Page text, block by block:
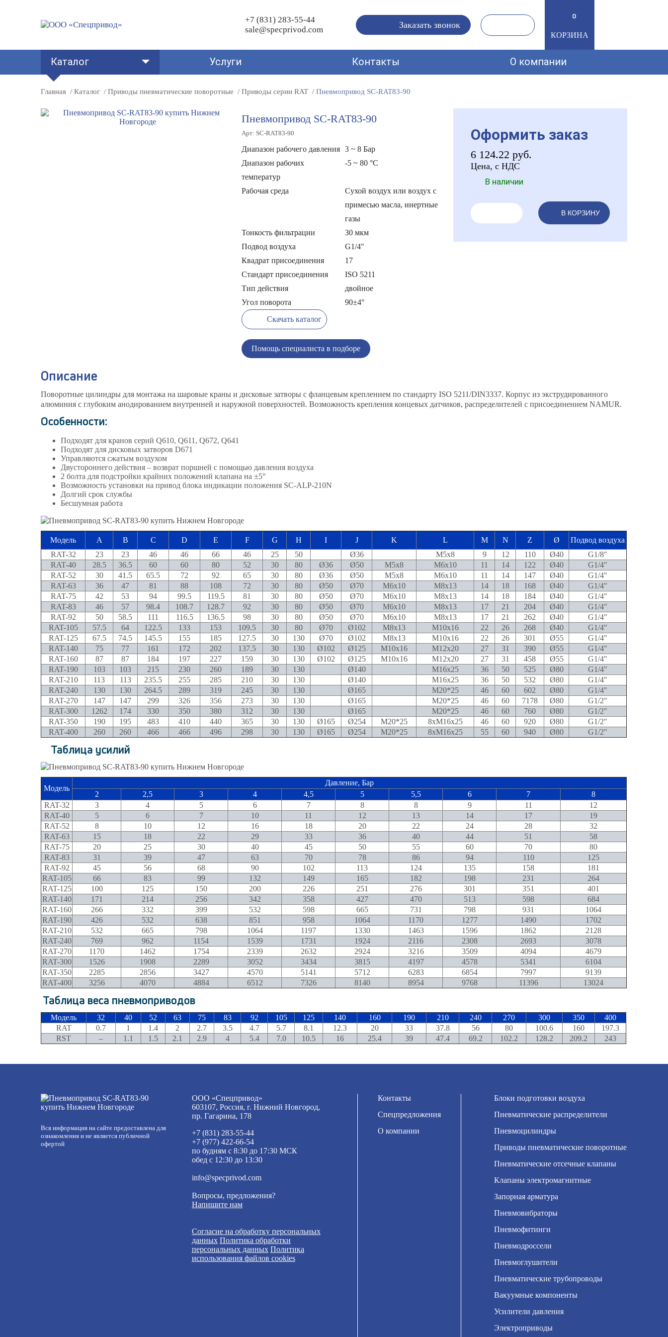
+7 (831) 283-55-44
sale@specprivod.com
Заказать звонок
0
КОРЗИНА
Каталог Услуги Контакты О компании
Главная Каталог Приводы пневматические поворотные Приводы серии RAT Пневмопривод SC-RAT83-90
Пневмопривод SC-RAT83-90
Арт: SC-RAT83-90
Диапазон рабочего давления 3 ~ 8 Бар
Диапазон рабочих
температур
-5 ~ 80 °С
Рабочая среда
Сухой воздух или воздух с
примесью масла, инертные
газы
Тонкость фильтрации
30 мкм
Подвод воздуха
G1/4"
Квадрат присоединения
17
Стандарт присоединения
ISO 5211
Тип действия
двойное
Угол поворота
90±4°
Скачать каталог
Помощь специалиста в подборе
Оформить заказ
6 124.22 руб.
Цена, с НДС
В наличии
В КОРЗИНУ
Описание
Поворотные цилиндры для монтажа на шаровые краны и дисковые затворы с фланцевым креплением по стандарту ISO 5211/DIN3337. Корпус из экструдированного
алюминия с глубоким анодированием внутренней и наружной поверхностей. Возможность крепления концевых датчиков, распределителей с присоединением NAMUR.
Особенности:
Подходят для кранов серий Q610, Q611, Q672, Q641
Подходят для дисковых затворов D671
Управляются сжатым воздухом
Двустороннего действия – возврат поршней с помощью давления воздуха
2 болта для подстройки крайних положений клапана на ±5°
Возможность установки на привод блока индикации положения SC-ALP-210N
Долгий срок службы
Бесшумная работа
Модель A B C D E F G H I J K L M N Z Ø
Подвод воздуха
RAT-32
23 23 46 46 66 46 25 50 Ø36 M5x8 9 12 110 Ø40
G1/8"
RAT-40
28.5 36.5 60 60 80 52 30 80 Ø36 Ø50 M5x8 M6x10 11 14 122 Ø40
G1/4"
RAT-52
30 41.5 65.5 72 92 65 30 80 Ø36 Ø50 M5x8 M6x10 11 14 147 Ø40
G1/4"
RAT-63
36 47 81 88 108 72 30 80 Ø50 Ø70 M6x10 M8x13 14 18 168 Ø40
G1/4"
RAT-75
42 53 94 99.5 119.5 81 30 80 Ø50 Ø70 M6x10 M8x13 14 18 184 Ø40
G1/4"
RAT-83
46 57 98.4 108.7 128.7 92 30 80 Ø50 Ø70 M6x10 M8x13 17 21 204 Ø40
G1/4"
RAT-92
50 58.5 111 116.5 136.5 98 30 80 Ø50 Ø70 M6x10 M8x13 17 21 262 Ø40
G1/4"
RAT-105
57.5 64 122.5 133 153 109.5 30 80 Ø70 Ø102 M8x13 M10x16 22 26 268 Ø40
G1/4"
RAT-125
67.5 74.5 145.5 155 185 127.5 30 130 Ø70 Ø102 M8x13 M10x16 22 26 301 Ø55
G1/4"
RAT-140
75 77 161 172 202 137.5 30 130 Ø102 Ø125 M10x16 M12x20 27 31 390 Ø55
G1/4"
RAT-160
87 87 184 197 227 159 30 130 Ø102 Ø125 M10x16 M12x20 27 31 458 Ø55
G1/4"
RAT-190
103 103 215 230 260 189 30 130 Ø140 M16x25 36 50 525 Ø80
G1/4"
RAT-210
113 113 235.5 255 285 210 30 130 Ø140 M16x25 36 50 532 Ø80
G1/4"
RAT-240
130 130 264.5 289 319 245 30 130 Ø165 M20*25 46 60 602 Ø80
G1/4"
RAT-270
147 147 299 326 356 273 30 130 Ø165 M20*25 46 60 7178 Ø80
G1/2"
RAT-300
1262 174 330 350 380 312 30 130 Ø165 M20*25 46 60 760 Ø80
G1/2"
RAT-350
190 195 483 410 440 365 30 130 Ø165 Ø254 M20*25 8xM16x25 46 60 920 Ø80
G1/2"
RAT-400
260 260 466 466 496 298 30 130 Ø165 Ø254 M20*25 8xM16x25 55 60 940 Ø80 G1/2"
Таблица усилий
Модель
Давление, Бар
2
2,5 3 4 4,5 5 5,5 6 7
8
RAT-32
3 4 5 6 7 8 8 9 11
12
RAT-40
5 6 7 10 11 12 13 14 17
19
RAT-52
8 10 12 16 18 20 22 24 28
32
RAT-63
15 18 22 29 33 36 40 44 51
58
RAT-75
20 25 30 40 45 50 55 60 70
80
RAT-83
31 39 47 63 70 78 86 94 110
125
RAT-92
45 56 68 90 102 113 124 135 158
181
RAT-105
66 83 99 132 149 165 182 198 231
264
RAT-125
100 125 150 200 226 251 276 301 351
401
RAT-140
171 214 256 342 358 427 470 513 598
684
RAT-160
266 332 399 532 598 665 731 798 931
1064
RAT-190
426 532 638 851 958 1064 1170 1277 1490
1702
RAT-210
532 665 798 1064 1197 1330 1463 1596 1862
2128
RAT-240
769 962 1154 1539 1731 1924 2116 2308 2693
3078
RAT-270
1170 1462 1754 2339 2632 2924 3216 3509 4094
4679
RAT-300
1526 1908 2289 3052 3434 3815 4197 4578 5341
6104
RAT-350
2285 2856 3427 4570 5141 5712 6283 6854 7997
9139
RAT-400
3256 4070 4884 6512 7326 8140 8954 9768 11396 13024
Таблица веса пневмоприводов
Модель 32 40 52 63 75 83 92 105 125 140 160 190 210 240 270 300 350
400
RAT
0.7 1 1.4 2 2.7 3.5 4.7 5.7 8.1 12.3 20 33 37.8 56 80 100.6 160
197.3
RST
– 1.1 1.5 2.1 2.9 4 5.4 7.0 10.5 16 25.4 39 47.4 69.2 102.2 128.2 209.2 243
Вся информация на сайте предоставлена для
ознакомления и не является публичной
офертой
ООО «Спецпривод»
603107, Россия, г. Нижний Новгород,
пр. Гагарина, 178
+7 (831) 283-55-44
+7 (977) 422-66-54
по будням с 8:30 до 17:30 МСК
обед с 12:30 до 13:30
info@specprivod.com
Вопросы, предложения?
Напишите нам
Согласие на обработку персональных
данных Политика обработки
персональных данных Политика
использования файлов cookies
Контакты
Спецпредложения
О компании
Блоки подготовки воздуха
Пневматические распределители
Пневмоцилиндры
Приводы пневматические поворотные
Пневматические отсечные клапаны
Клапаны электромагнитные
Запорная арматура
Пневмовибраторы
Пневмофитинги
Пневмодроссели
Пневмоглушители
Пневматические трубопроводы
Вакуумные компоненты
Усилители давления
Электроприводы